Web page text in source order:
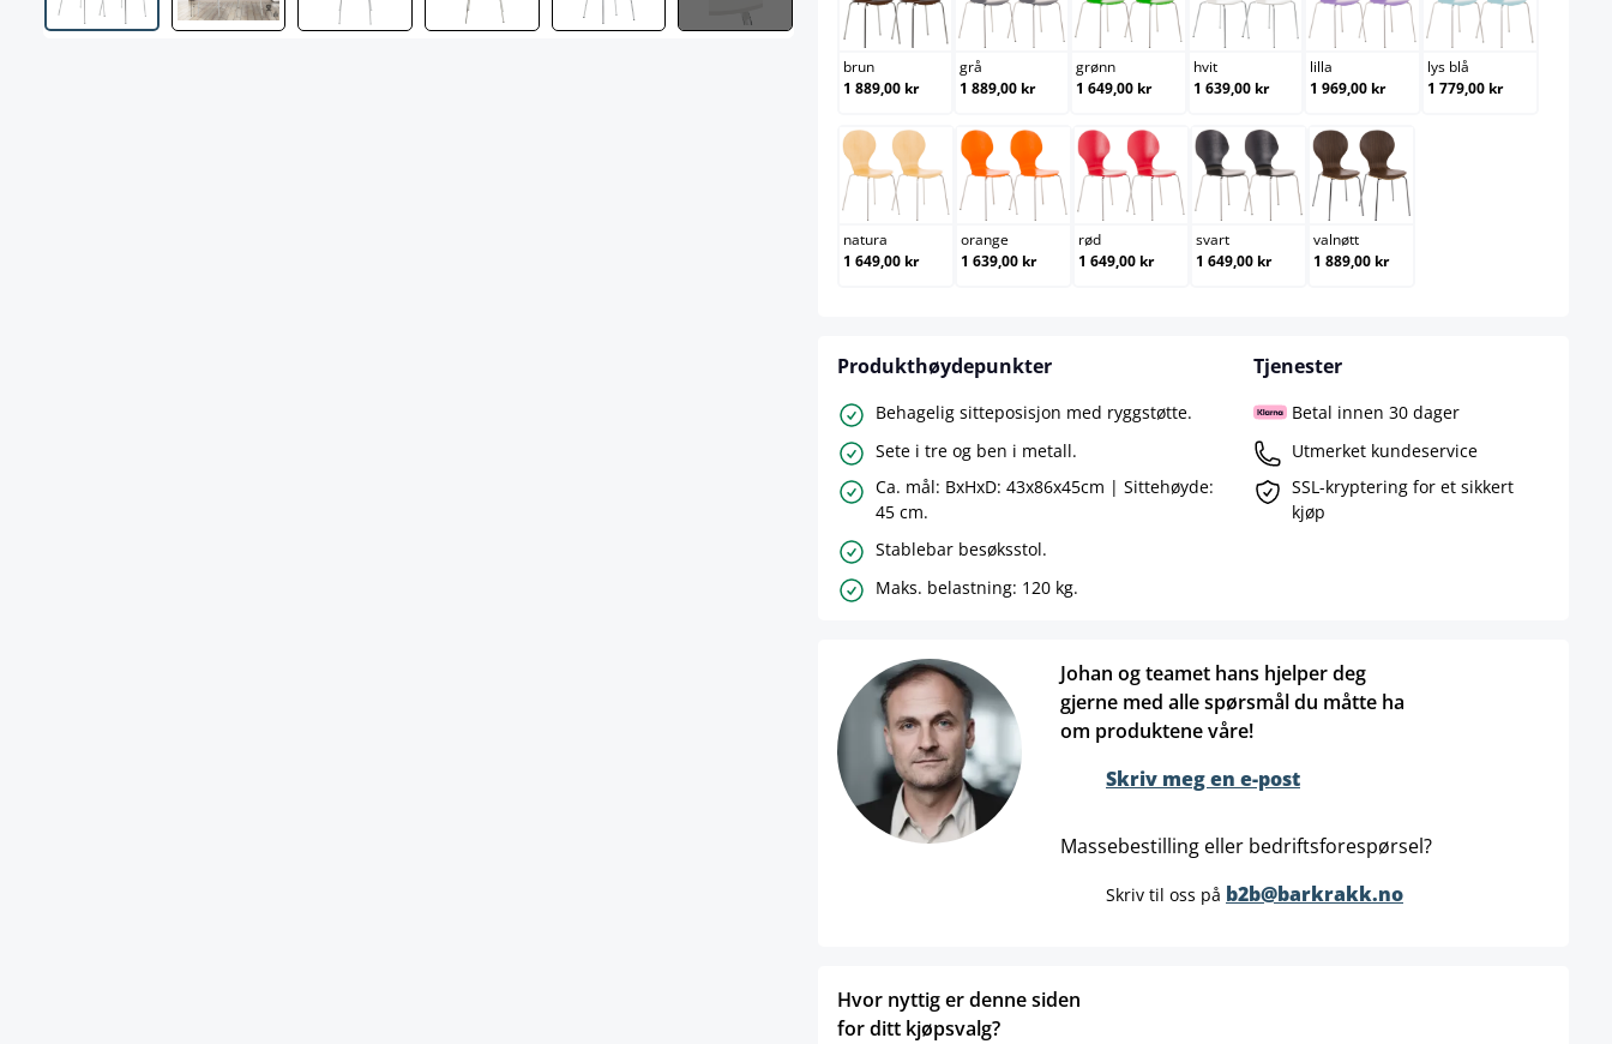
brun
brun
1 889,00 kr
grå
grå
1 889,00 kr
grønn
grønn
1 649,00 kr
hvit
hvit
1 639,00 kr
lilla
lilla
1 969,00 kr
lys blå
lys blå
1 779,00 kr
natura
natura
1 649,00 kr
orange
orange
1 639,00 kr
rød
rød
1 649,00 kr
svart
svart
1 649,00 kr
valnøtt
valnøtt
1 889,00 kr
Produkthøydepunkter
Behagelig sitteposisjon med ryggstøtte.
Sete i tre og ben i metall.
Ca. mål: BxHxD: 43x86x45cm | Sittehøyde:
45 cm.
Stablebar besøksstol.
Maks. belastning: 120 kg.
Tjenester
Betal innen 30 dager
Utmerket kundeservice
SSL-kryptering for et sikkert
kjøp
Johan og teamet hans hjelper deg
gjerne med alle spørsmål du måtte ha
om produktene våre!
Skriv meg en e-post
Massebestilling eller bedriftsforespørsel?
Skriv til oss på b2b@barkrakk.no
Hvor nyttig er denne siden
for ditt kjøpsvalg?